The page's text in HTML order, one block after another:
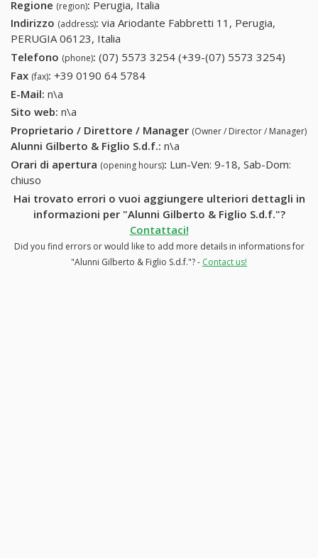
Regione (region): Perugia, Italia
Indirizzo (address): via Ariodante Fabbretti 11, Perugia,
PERUGIA 06123, Italia
Telefono (phone): (07) 5573 3254 (+39-(07) 5573 3254)
5573
Fax (fax): +39 0190 64 5784
E-Mail: n\a
Sito web: n\a
Proprietario / Direttore / Manager (Owner / Director / Manager)
Alunni Gilberto & Figlio S.d.f.: n\a
Orari di apertura (opening hours): Lun-Ven: 9-18, Sab-Dom:
chiuso
Hai trovato errori o vuoi aggiungere ulteriori dettagli in
informazioni per "Alunni Gilberto & Figlio S.d.f."?
Contattaci!
Did you find errors or would like to add more details in informations for
"Alunni Gilberto & Figlio S.d.f."? - Contact us!